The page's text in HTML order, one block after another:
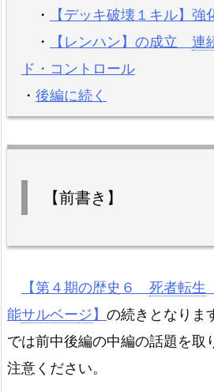
・
【デッキ破壊１キル】
・
【レンハン】の成立 連
ド・コントロール
・ 後編に続く
【前書き】
【第４期の歴史６ 死者転生
能サルベージ 】 の続きとなりま
では前中後編の中編の話題を取
注意ください。